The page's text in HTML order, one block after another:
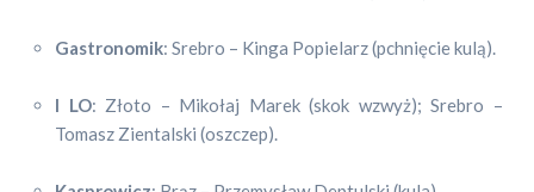
Gastronomik: Srebro – Kinga Popielarz (pchnięcie kulą).
I LO: Złoto – Mikołaj Marek (skok wzwyż); Srebro –
Tomasz Zientalski (oszczep).